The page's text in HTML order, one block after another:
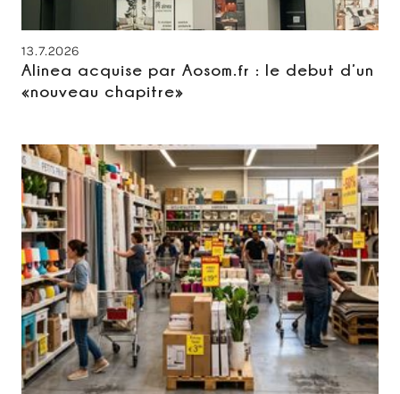
13.7.2026
Alinea acquise par Aosom.fr : le debut d’un
«nouveau chapitre»